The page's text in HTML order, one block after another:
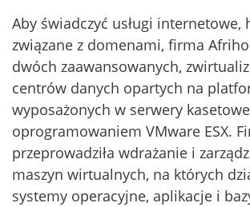
Aby świadczyć usługi internetowe,
związane z domenami, firma
dwóch zaawansowanych,
centrów danych opartych na
wyposażonych w serwery
oprogramowaniem VMware ESX.
przeprowadziła wdrażanie i
maszyn wirtualnych, na których
systemy operacyjne, aplikacje i